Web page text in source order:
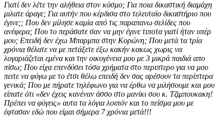
Γιατί δεν λέτε την αλήθεια στον κόσμο; Για ποια δικαστική διαμάχη
μιλατε άραγε; Για αυτήν που κέρδισα στο τελευταίο δικαστήριο που
έγινε;; Που δεν μίλησε καμία από τις παραπανω σελίδες που
ανέφερα; Που το περάσατε σαν να μην έγινε τιποτα γιατί ήταν υπέρ
μου; Επειδή δεν έχω Μπαρμπα στην Κορώνη; Που μετά τα τρία
χρόνια θέλατε να με πετάξετε έξω κακήν κακως χωρις να
λογαριάζεται εμένα και την οικογένεια μου με 3 μικρά παιδιά απο
πίσω; Που είχα επενδύσει τόσα χρήματα στο περιπτερο για να μου
πειτε να φύγω με το έτσι θέλω επειδή δεν σας αρέσουν τα περίπτερα
γενικά; Που με πήρατε τηλέφωνο για να έρθω να μιλήσουμε και μου
είπατε ότι «δεν έχεις κανέναν άσσο στο μανίκι σου κ. Τζιμπουκακη!
Πρέπει να φύγεις» αυτα τα λόγια λοιπόν και το πείσμα μου με
έφτασαν εδώ που είμαι σήμερα 7 χρόνια μετά!!!